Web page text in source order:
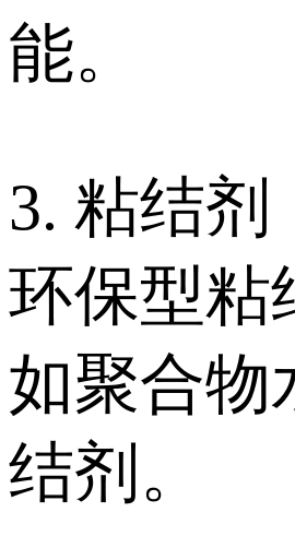
能。
3. 粘结剂
环保型粘
如聚合物
结剂。